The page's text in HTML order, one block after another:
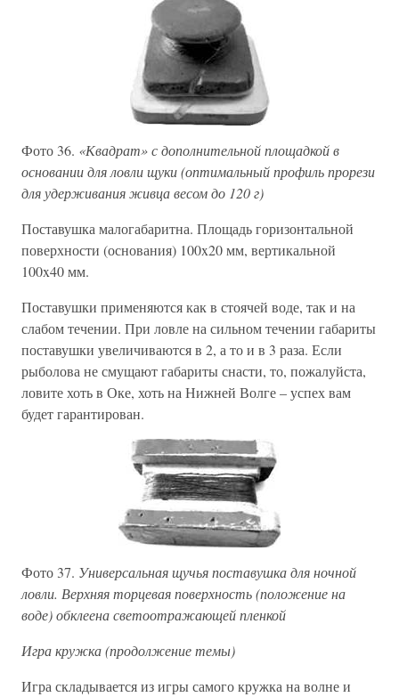
Фото 36. «Квадрат» с дополнительной площадкой в
основании для ловли щуки (оптимальный профиль прорези
для удерживания живца весом до 120 г)
Поставушка малогабаритна. Площадь горизонтальной
поверхности (основания) 100x20 мм, вертикальной
100x40 мм.
Поставушки применяются как в стоячей воде, так и на
слабом течении. При ловле на сильном течении габариты
поставушки увеличиваются в 2, а то и в 3 раза. Если
рыболова не смущают габариты снасти, то, пожалуйста,
ловите хоть в Оке, хоть на Нижней Волге – успех вам
будет гарантирован.
Фото 37. Универсальная щучья поставушка для ночной
ловли. Верхняя торцевая поверхность (положение на
воде) обклеена светоотражающей пленкой
Игра кружка (продолжение темы)
Игра складывается из игры самого кружка на волне и